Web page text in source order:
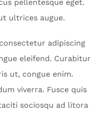
pellentesque eget.
ultrices augue.
adipiscing
eleifend. Curabitur
ut, congue enim.
viverra. Fusce quis
sociosqu ad litora